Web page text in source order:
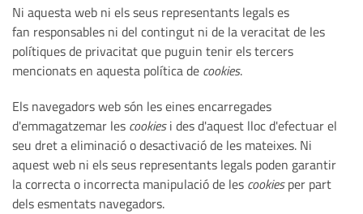
Ni aquesta web ni els seus representants legals es
fan responsables ni del contingut ni de la veracitat de les
polítiques de privacitat que puguin tenir els tercers
mencionats en aquesta política de cookies.
Els navegadors web són les eines encarregades
d'emmagatzemar les cookiesi des d'aquest lloc d'efectuar el
seu dret a eliminació o desactivació de les mateixes. Ni
aquest web ni els seus representants legals poden garantir
la correcta o incorrecta manipulació de les cookiesper part
dels esmentats navegadors.